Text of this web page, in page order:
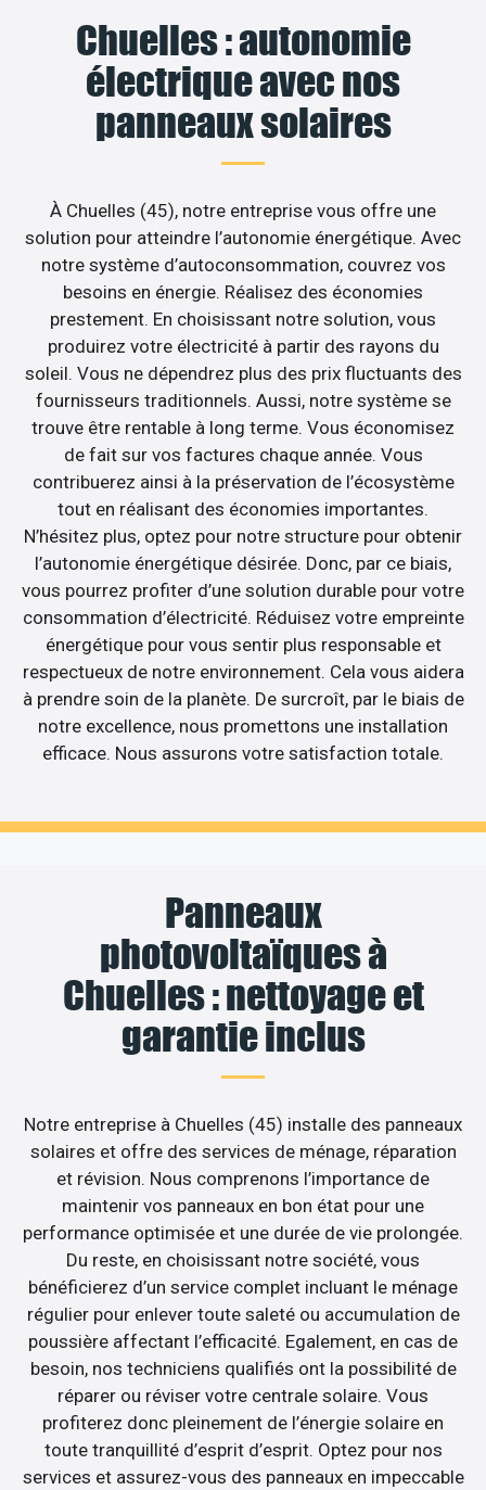
Chuelles : autonomie
électrique avec nos
panneaux solaires
À Chuelles (45), notre entreprise vous offre une
solution pour atteindre l’autonomie énergétique. Avec
notre système d’autoconsommation, couvrez vos
besoins en énergie. Réalisez des économies
prestement. En choisissant notre solution, vous
produirez votre électricité à partir des rayons du
soleil. Vous ne dépendrez plus des prix fluctuants des
fournisseurs traditionnels. Aussi, notre système se
trouve être rentable à long terme. Vous économisez
de fait sur vos factures chaque année. Vous
contribuerez ainsi à la préservation de l’écosystème
tout en réalisant des économies importantes.
N’hésitez plus, optez pour notre structure pour obtenir
l’autonomie énergétique désirée. Donc, par ce biais,
vous pourrez profiter d’une solution durable pour votre
consommation d’électricité. Réduisez votre empreinte
énergétique pour vous sentir plus responsable et
respectueux de notre environnement. Cela vous aidera
à prendre soin de la planète. De surcroît, par le biais de
notre excellence, nous promettons une installation
efficace. Nous assurons votre satisfaction totale.
Panneaux
photovoltaïques à
Chuelles : nettoyage et
garantie inclus
Notre entreprise à Chuelles (45) installe des panneaux
solaires et offre des services de ménage, réparation
et révision. Nous comprenons l’importance de
maintenir vos panneaux en bon état pour une
performance optimisée et une durée de vie prolongée.
Du reste, en choisissant notre société, vous
bénéficierez d’un service complet incluant le ménage
régulier pour enlever toute saleté ou accumulation de
poussière affectant l’efficacité. Egalement, en cas de
besoin, nos techniciens qualifiés ont la possibilité de
réparer ou réviser votre centrale solaire. Vous
profiterez donc pleinement de l’énergie solaire en
toute tranquillité d’esprit d’esprit. Optez pour nos
services et assurez-vous des panneaux en impeccable